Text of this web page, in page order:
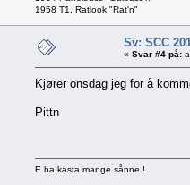
1958 T1, Ratlook "Rat'n"
Sv: SCC
« Svar #4 på:
Kjører onsdag jeg for å
Pittn
E ha kasta mange sånne !